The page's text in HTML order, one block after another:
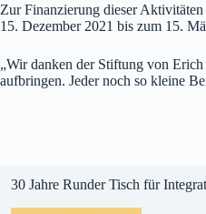
Zur Finanzierung dieser
15. Dezember 2021 bis zum 15.
„Wir danken der Stiftung von
aufbringen. Jeder noch so kleine
30 Jahre Runder Tisch für